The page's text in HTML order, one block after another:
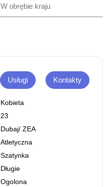
W obrębie kraju
Usługi Kontakty
Kobieta
23
Dubaj/ ZEA
Atletyczna
Szatynka
Długie
Ogolona